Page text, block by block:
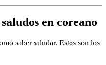
en coreano
saber saludar. Estos son los